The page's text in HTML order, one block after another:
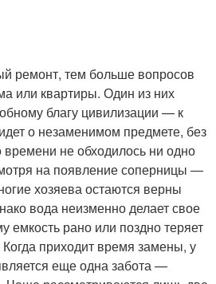
ремонт, тем больше вопросов
или квартиры. Один из них
благу цивилизации — к
о незаменимом предмете, без
времени не обходилось ни одно
на появление соперницы —
хозяева остаются верны
вода неизменно делает свое
емкость рано или поздно теряет
приходит время замены, у
еще одна забота —